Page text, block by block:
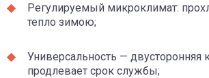
Регулируемый микроклимат:
тепло зимою;
Универсальность — двусторонняя
продлевает срок службы;